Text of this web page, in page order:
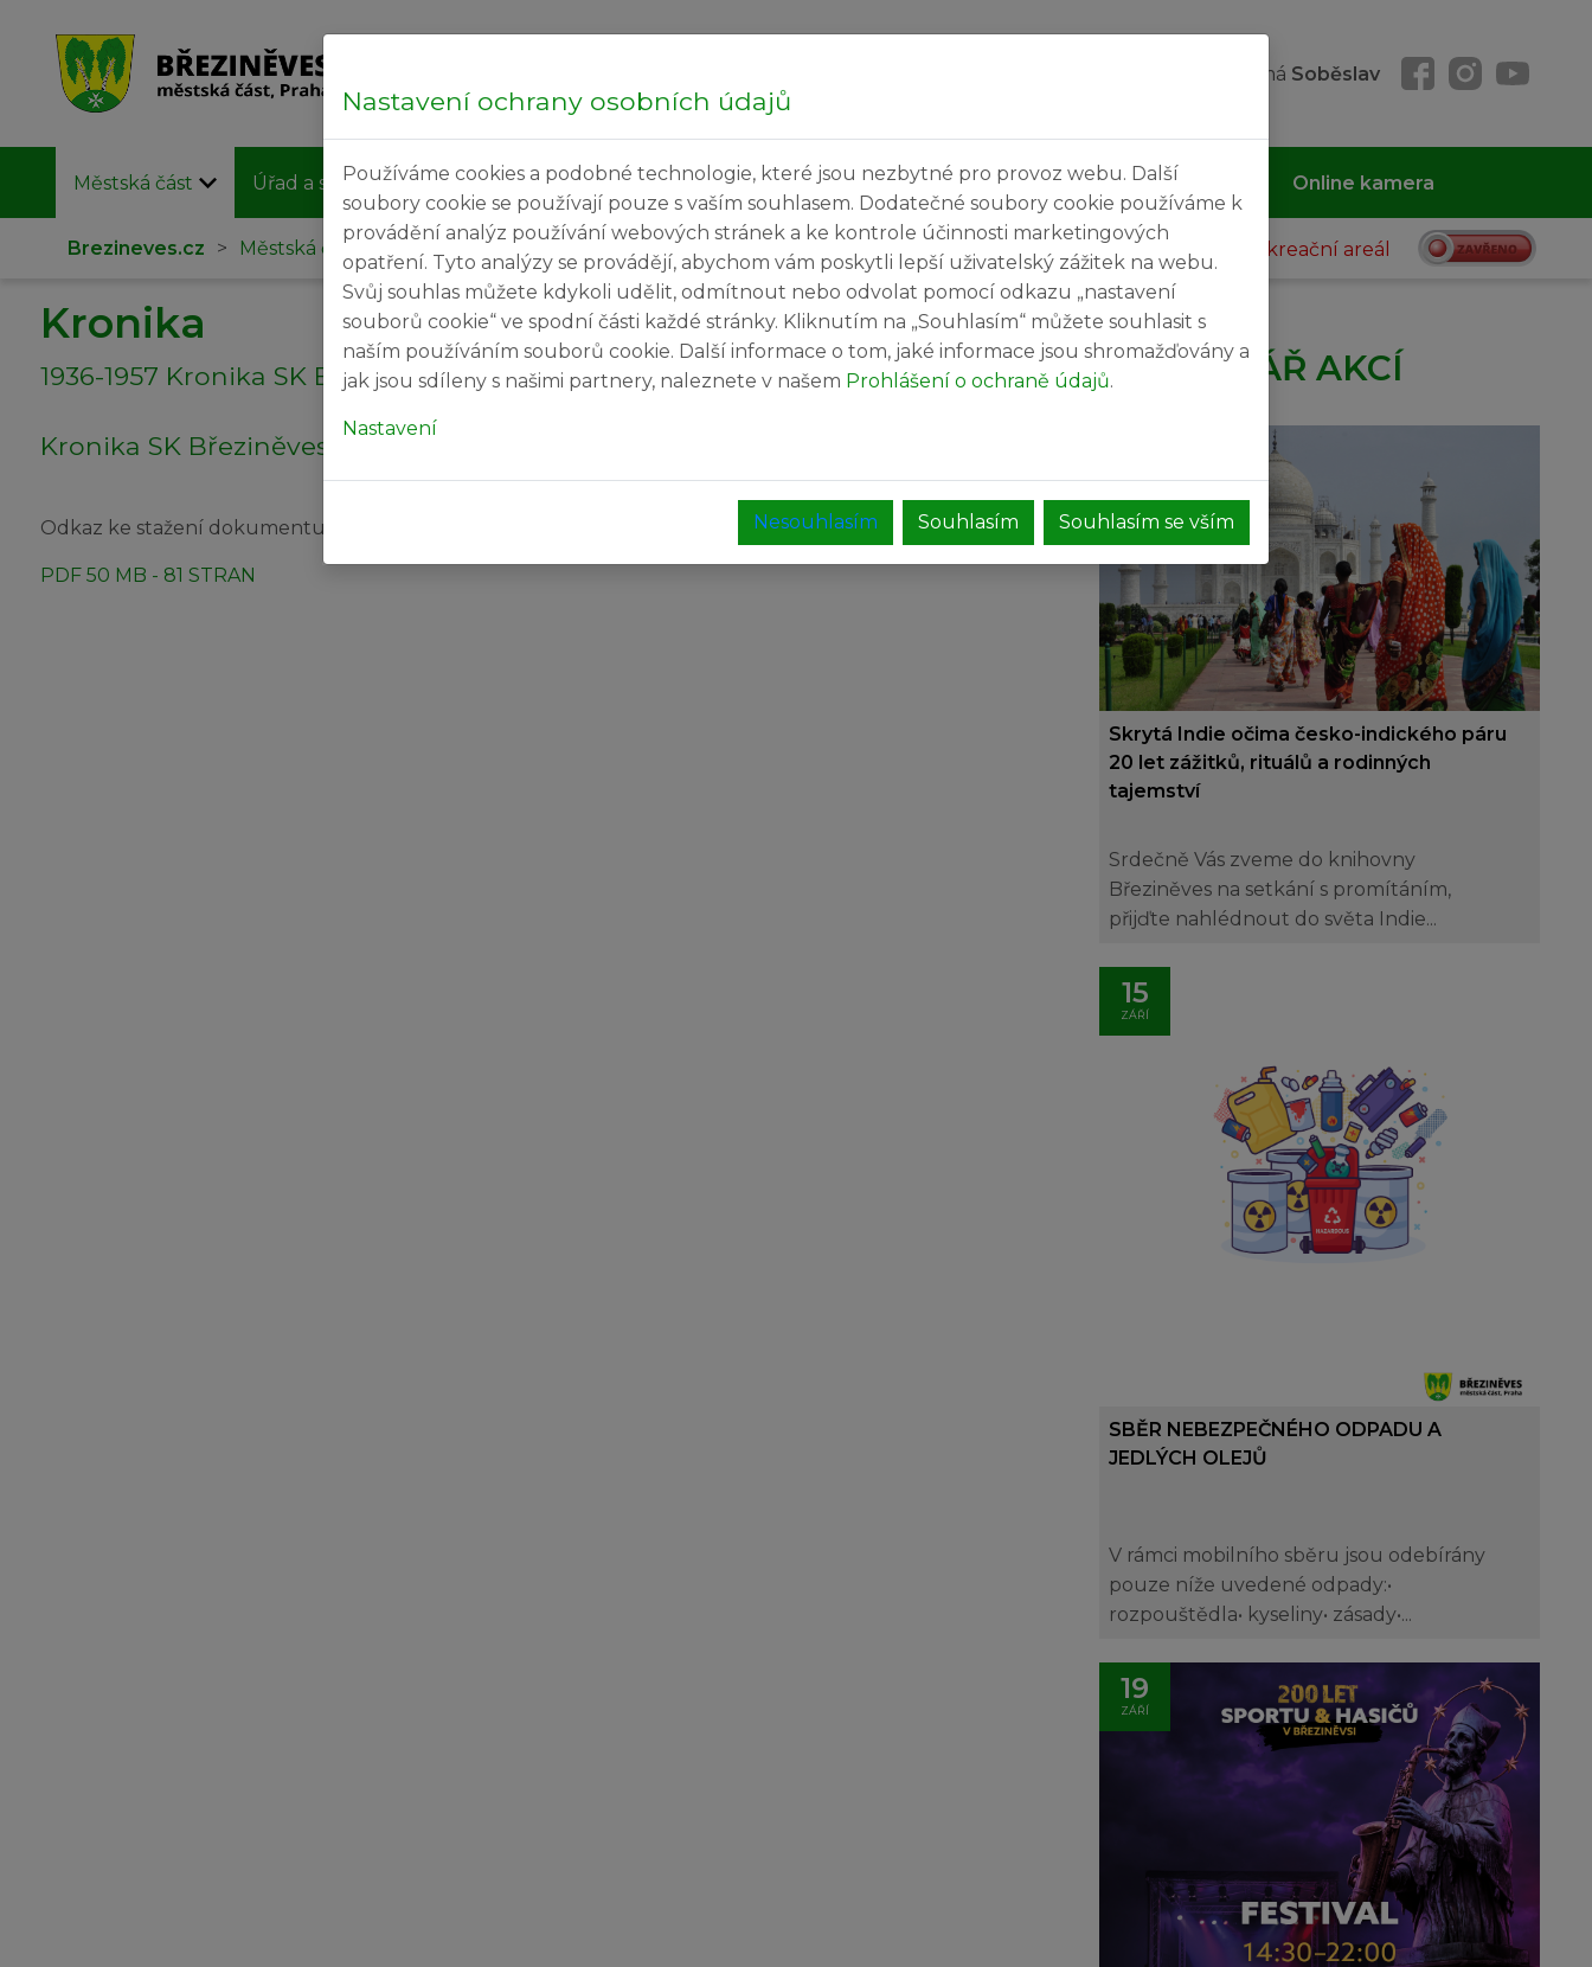
Sobota 08. 08. 2026, svátek má Soběslav
Městská část Úřad a samospráva Užitečné informace Kultura a volný čas Služby v MČ Kontakty Online kamera
Brezineves.cz > Městská část Kronika Rekreační areál
Kronika
1936-1957 Kronika SK Březiněves
Kronika SK Březiněves z let 1936-1957
Odkaz ke stažení dokumentu:
PDF 50 MB - 81 STRAN
KALENDÁŘ AKCÍ
Skrytá Indie očima česko-indického páru
20 let zážitků, rituálů a rodinných
tajemství
Srdečně Vás zveme do knihovny
Březiněves na setkání s promítáním,
přijďte nahlédnout do světa Indie...
15
ZÁŘÍ
SBĚR NEBEZPEČNÉHO ODPADU A
JEDLÝCH OLEJŮ
V rámci mobilního sběru jsou odebírány
pouze níže uvedené odpady:•
rozpouštědla• kyseliny• zásady•...
19
ZÁŘÍ
Nastavení ochrany osobních údajů
Používáme cookies a podobné technologie, které jsou nezbytné pro provoz webu. Další
soubory cookie se používají pouze s vaším souhlasem. Dodatečné soubory cookie používáme k
provádění analýz používání webových stránek a ke kontrole účinnosti marketingových
opatření. Tyto analýzy se provádějí, abychom vám poskytli lepší uživatelský zážitek na webu.
Svůj souhlas můžete kdykoli udělit, odmítnout nebo odvolat pomocí odkazu „nastavení
souborů cookie“ ve spodní části každé stránky. Kliknutím na „Souhlasím“ můžete souhlasit s
naším používáním souborů cookie. Další informace o tom, jaké informace jsou shromažďovány a
jak jsou sdíleny s našimi partnery, naleznete v našem Prohlášení o ochraně údajů.
Nastavení
Nesouhlasím Souhlasím Souhlasím se vším